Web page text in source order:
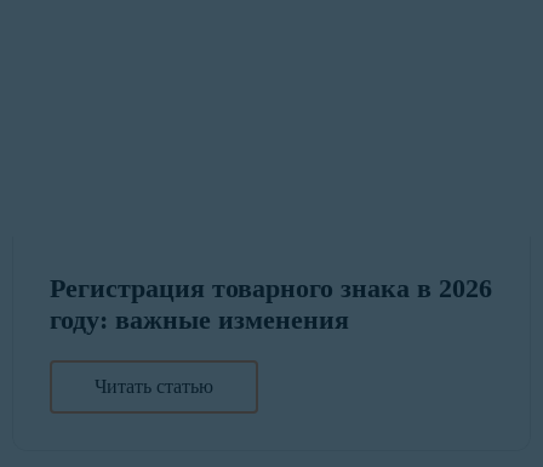
Регистрация товарного знака в 2026
году: важные изменения
Читать статью